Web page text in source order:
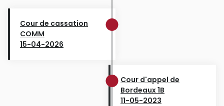
Cour de cassation
COMM
15-04-2026
Cour d'appel de
Bordeaux 1B
11-05-2023